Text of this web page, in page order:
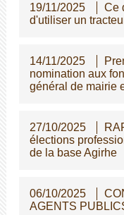
19/11/2025
Ce
d'utiliser un
14/11/2025
nomination aux
général de mairie
27/10/2025
élections
de la base Agirhe
06/10/2025
AGENTS